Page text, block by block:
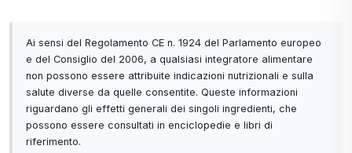
Ai sensi del Regolamento CE n. 1924 del Parlamento europeo
e del Consiglio del 2006, a qualsiasi integratore alimentare
non possono essere attribuite indicazioni nutrizionali e sulla
salute diverse da quelle consentite. Queste informazioni
riguardano gli effetti generali dei singoli ingredienti, che
possono essere consultati in enciclopedie e libri di
riferimento.